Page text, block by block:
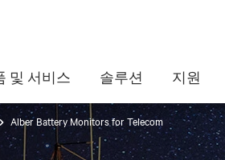
및 서비스 솔루션 지원
Alber Battery Monitors for Telecom